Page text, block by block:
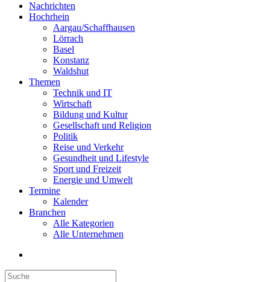
Nachrichten
Hochrhein
Aargau/Schaffhausen
Lörrach
Basel
Konstanz
Waldshut
Themen
Technik und IT
Wirtschaft
Bildung und Kultur
Gesellschaft und Religion
Politik
Reise und Verkehr
Gesundheit und Lifestyle
Sport und Freizeit
Energie und Umwelt
Termine
Kalender
Branchen
Alle Kategorien
Alle Unternehmen